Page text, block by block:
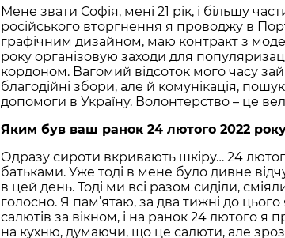
Мене звати Софія, мені 21 рік, і більшу
російського вторгнення я проводжу в
графічним дизайном, маю контракт з
року організовую заходи для
кордоном. Вагомий відсоток мого часу
благодійні збори, але й комунікація,
допомоги в Україну. Волонтерство – це
Яким був ваш ранок 24 лютого 2022
Одразу сироти вкривають шкіру… 24
батьками. Уже тоді в мене було дивне
в цей день. Тоді ми всі разом сиділи,
голосно. Я пам’ятаю, за два тижні до цього
салютів за вікном, і на ранок 24 лютого я
на кухню, думаючи, що це салюти, але